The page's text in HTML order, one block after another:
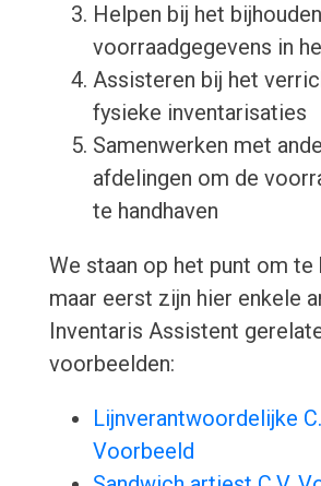
Helpen bij het
voorraadgegevens in
Assisteren bij het
fysieke inventarisaties
Samenwerken met
afdelingen om de
te handhaven
We staan op het punt om te
maar eerst zijn hier enkele
Inventaris Assistent
voorbeelden:
Lijnverantwoordelijke
Voorbeeld